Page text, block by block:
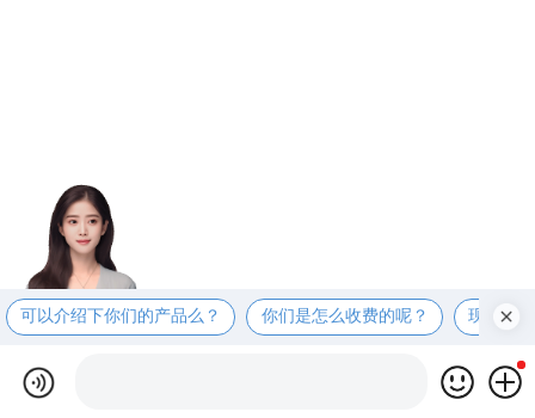
可以介绍下你们的产品么？ 你们是怎么收费的呢？ 现在有